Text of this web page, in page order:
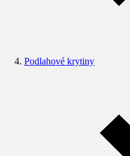
Podlahové krytiny